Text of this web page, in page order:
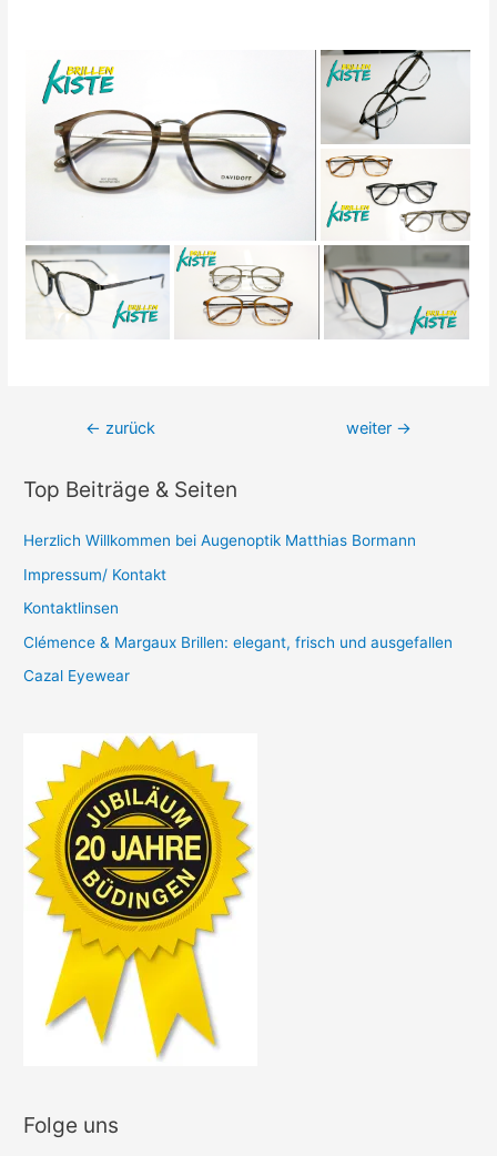
Beitrags-
← zurück weiter →
Top Beiträge & Seiten
Herzlich Willkommen bei Augenoptik Matthias Bormann
Impressum/ Kontakt
Kontaktlinsen
Clémence & Margaux Brillen: elegant, frisch und ausgefallen
Cazal Eyewear
Folge uns